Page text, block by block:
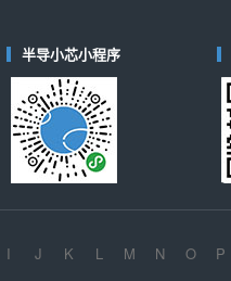
半导小芯小程序
I J K L M N O P